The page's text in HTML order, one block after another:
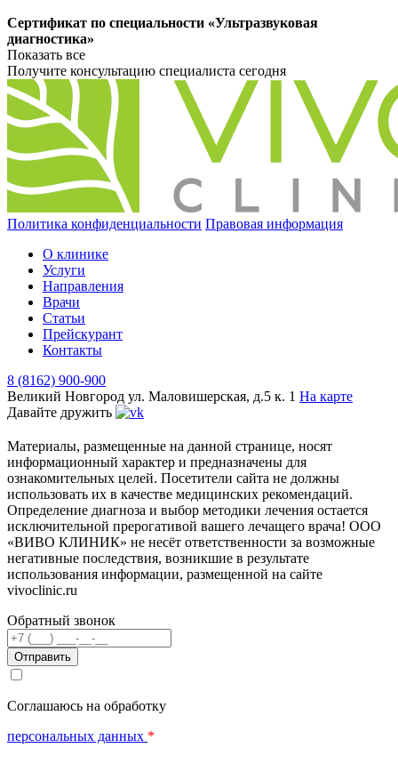
Сертификат по специальности «Ультразвуковая
диагностика»
Показать все
Получите консультацию специалиста сегодня
Политика конфиденциальности Правовая информация
О клинике
Услуги
Направления
Врачи
Статьи
Прейскурант
Контакты
8 (8162) 900-900
Великий Новгород ул. Маловишерская, д.5 к. 1 На карте
Давайте дружить
Материалы, размещенные на данной странице, носят
информационный характер и предназначены для
ознакомительных целей. Посетители сайта не должны
использовать их в качестве медицинских рекомендаций.
Определение диагноза и выбор методики лечения остается
исключительной прерогативой вашего лечащего врача! ООО
«ВИВО КЛИНИК» не несёт ответственности за возможные
негативные последствия, возникшие в результате
использования информации, размещенной на сайте
vivoclinic.ru
Обратный звонок
Телефон
Соглашаюсь на обработку
персональных данных *